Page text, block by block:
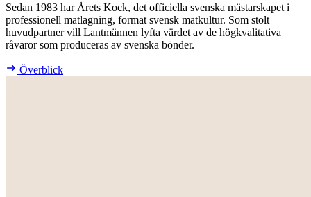
Sedan 1983 har Årets Kock, det officiella svenska mästarskapet i
professionell matlagning, format svensk matkultur. Som stolt
huvudpartner vill Lantmännen lyfta värdet av de högkvalitativa
råvaror som produceras av svenska bönder.
Överblick